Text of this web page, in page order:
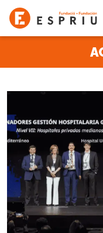
Pasar al contenido